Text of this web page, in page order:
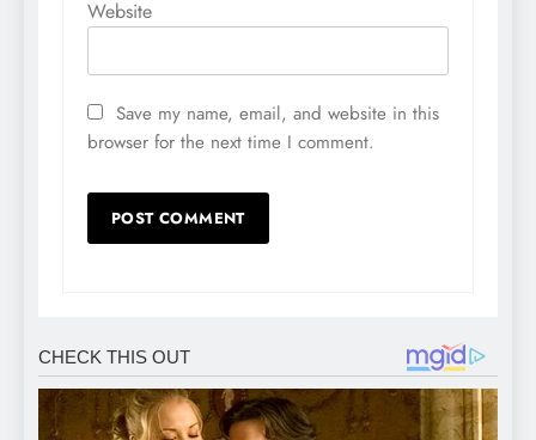
Website
Save my name, email, and website in this
browser for the next time I comment.